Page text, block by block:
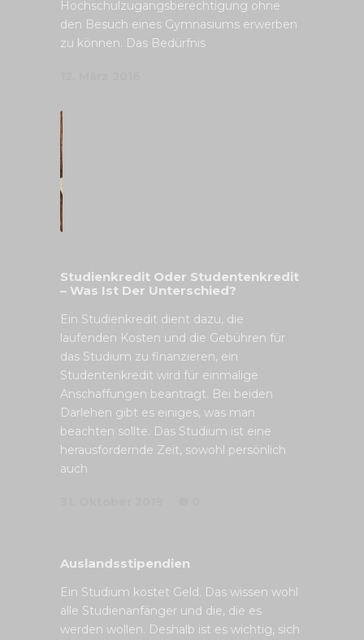
Hochschulzugangsberechtigung ohne
den Besuch eines Gymnasiums erwerben
zu können. Das Bedürfnis
Studienkredit Oder Studentenkredit
– Was Ist Der Unterschied?
Ein Studienkredit dient dazu, die
laufenden Kosten und die Gebühren für
das Studium zu finanzieren, ein
Studentenkredit wird für einmalige
Anschaffungen beantragt. Bei beiden
Darlehen gibt es einiges, was man
beachten sollte. Das Studium ist eine
herausfordernde Zeit, sowohl persönlich
auch
Auslandsstipendien
Ein Studium kostet Geld. Das wissen wohl
alle Studienanfänger und die, die es
werden wollen. Deshalb ist es wichtig, sich